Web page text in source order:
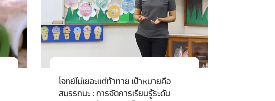
โจทย์ไม่เยอะแต่ท้าทาย เป้าหมายคือ
สมรรถนะ : การจัดการเรียนรู้ระดับ